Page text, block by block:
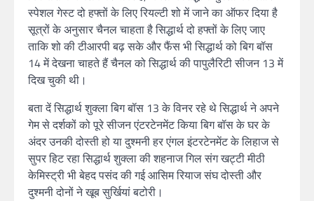
स्पेशल गेस्ट दो हफ्तों के लिए रियल्टी शो में जाने का ऑफर दिया है
सूत्रों के अनुसार चैनल चाहता है सिद्धार्थ दो हफ्तों के लिए जाए
ताकि शो की टीआरपी बढ़ सके और फैंस भी सिद्धार्थ को बिग बॉस
14 में देखना चाहते हैं चैनल को सिद्धार्थ की पापुलैरिटी सीजन 13 में
दिख चुकी थी।
बता दें सिद्धार्थ शुक्ला बिग बॉस 13 के विनर रहे थे सिद्धार्थ ने अपने
गेम से दर्शकों को पूरे सीजन एंटरटेनमेंट किया बिग बॉस के घर के
अंदर उनकी दोस्ती हो या दुश्मनी हर एंगल इंटरटेनमेंट के लिहाज से
सुपर हिट रहा सिद्धार्थ शुक्ला की शहनाज गिल संग खट्टी मीठी
केमिस्ट्री भी बेहद पसंद की गई आसिम रियाज संघ दोस्ती और
दुश्मनी दोनों ने खूब सुर्खियां बटोरी।